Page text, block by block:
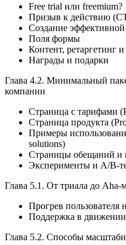
Free trial или freemium?
Призыв к действию
Создание
Поля формы
Контент, ретаргетинг
Награды и подарки
Глава 4.2. Минимальный
компании
Страница с тарифами
Страница продукта
Примеры
solutions)
Страницы обещаний и
Эксперименты и A/B-
Глава 5.1. От триала до Aha-
Прогрев пользователя
Поддержка в движении
Глава 5.2. Способы